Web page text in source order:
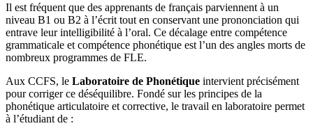
Il est fréquent que des apprenants de français parviennent à un
niveau B1 ou B2 à l’écrit tout en conservant une prononciation qui
entrave leur intelligibilité à l’oral. Ce décalage entre compétence
grammaticale et compétence phonétique est l’un des angles morts de
nombreux programmes de FLE.
Aux CCFS, le Laboratoire de Phonétique intervient précisément
pour corriger ce déséquilibre. Fondé sur les principes de la
phonétique articulatoire et corrective, le travail en laboratoire permet
à l’étudiant de :